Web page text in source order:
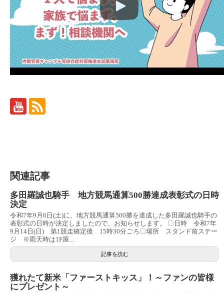
関連記事
多田羅誠也騎手 地方競馬通算500勝達成表彰式の日時
決定
令和7年9月6日(土)に、地方競馬通算500勝を達成した多田羅誠也騎手の
表彰式の日時が決定しましたので、お知らせします。 〇日時 令和7年
9月14日(日) 第1競走確定後 15時30分ごろ〇場所 スタンド前ステー
ジ ※雨天時は1F屋...
記事を読む
獲れたて新米「ファーストキッス」！～ファンの皆様
にプレゼント～